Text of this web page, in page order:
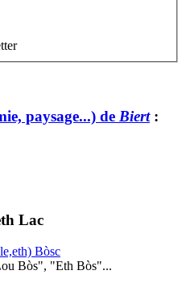
paysage...) de Biert:
Lac
Bòsc
Bòs", "Eth Bòs"...